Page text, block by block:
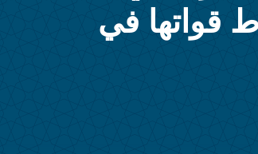
قواتها في